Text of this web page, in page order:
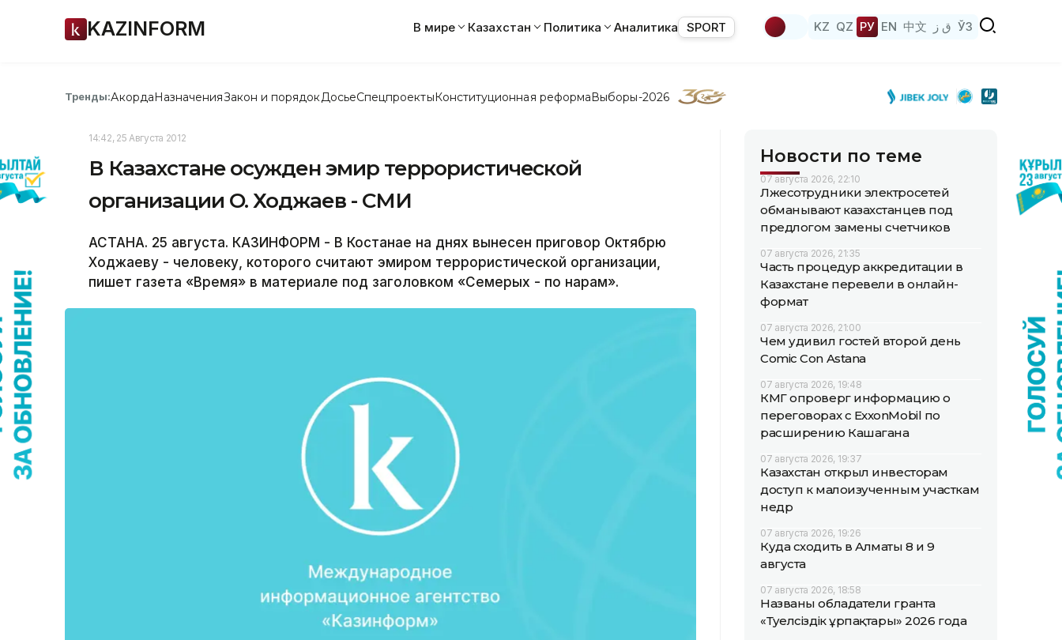
KAZINFORM В мире Казахстан Политика Аналитика SPORT KZ QZ РУ EN 中文 ق ز ЎЗ
Тренды:АкордаНазначенияЗакон и порядок ДосьеСпецпроектыКонституционная реформаВыборы-2026
14:42, 25 Августа 2012
В Казахстане осужден эмир террористической
организации О. Ходжаев - СМИ
АСТАНА. 25 августа. КАЗИНФОРМ - В Костанае на днях вынесен приговор Октябрю
Ходжаеву - человеку, которого считают эмиром террористической организации,
пишет газета «Время» в материале под заголовком «Семерых - по нарам».
Новости по теме
07 августа 2026, 22:10
Лжесотрудники электросетей
обманывают казахстанцев под
предлогом замены счетчиков
07 августа 2026, 21:35
Часть процедур аккредитации в
Казахстане перевели в онлайн-
формат
07 августа 2026, 21:00
Чем удивил гостей второй день
Comic Con Astana
07 августа 2026, 19:48
КМГ опроверг информацию о
переговорах с ExxonMobil по
расширению Кашагана
07 августа 2026, 19:37
Казахстан открыл инвесторам
доступ к малоизученным участкам
недр
07 августа 2026, 19:26
Куда сходить в Алматы 8 и 9
августа
07 августа 2026, 18:58
Названы обладатели гранта
«Тәуелсіздік ұрпақтары» 2026 года